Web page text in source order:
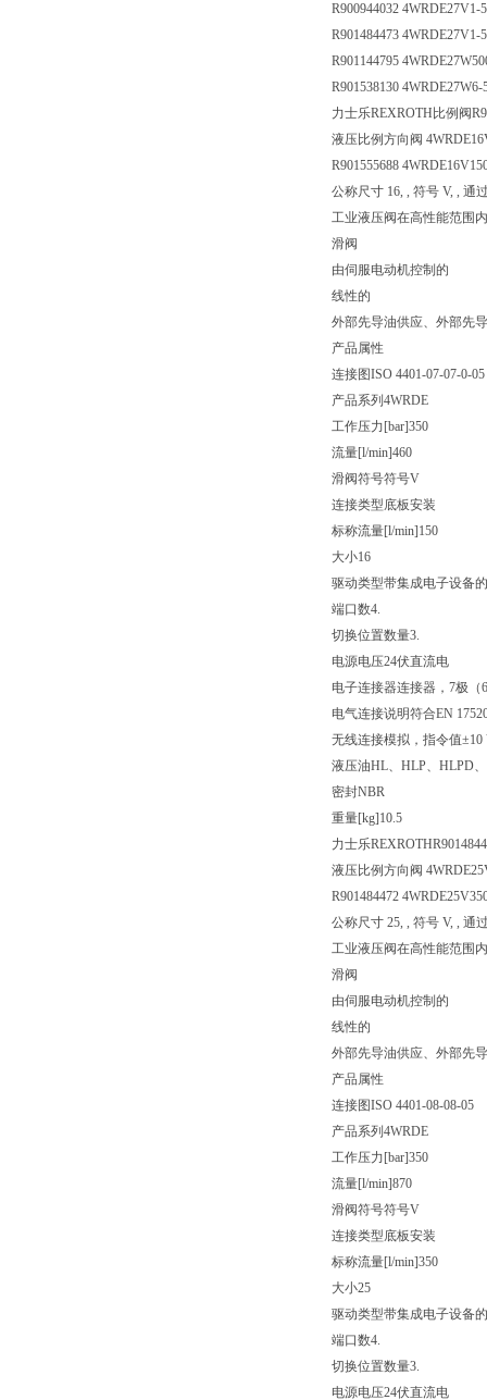
R900944032
R901484473
R901144795
R901538130
力士乐REXROTH比例阀
液压比例方向阀
R901555688
公称尺寸 16, , 符号 V, , 通
工业液压阀在高性能范围
滑阀
由伺服电动机控制的
线性的
外部先导油供应、外部先
产品属性
连接图ISO 4401-07-07-0-05
产品系列 4WRDE
工作压力[bar]350
流量[l/min]460
滑阀符号符号V
连接类型底板安装
标称流量[l/min]150
大小16
驱动类型带集成电子设备
端口数4.
切换位置数量3.
电源电压24伏直流电
电子连接器连接器，7极（
电气连接说明符合EN
无线连接模拟，指令值±10
液压油HL、HLP、HLPD
密封NBR
重量[kg]10.5
力士乐
液压比例方向阀
R901484472
公称尺寸 25, , 符号 V, , 通
工业液压阀在高性能范围
滑阀
由伺服电动机控制的
线性的
外部先导油供应、外部先
产品属性
连接图ISO 4401-08-08-05
产品系列 4WRDE
工作压力[bar]350
流量[l/min]870
滑阀符号符号V
连接类型底板安装
标称流量[l/min]350
大小25
驱动类型带集成电子设备
端口数4.
切换位置数量3.
电源电压24伏直流电